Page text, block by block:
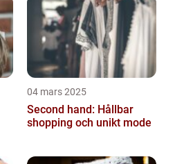
04 mars 2025
Second hand: Hållbar
shopping och unikt mode